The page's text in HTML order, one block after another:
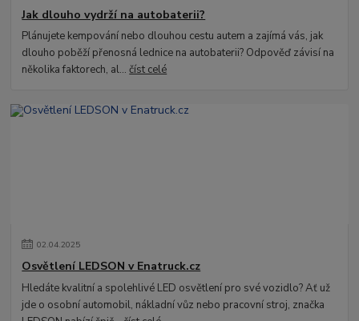
Jak dlouho vydrží na autobaterii?
Plánujete kempování nebo dlouhou cestu autem a zajímá vás, jak
dlouho poběží přenosná lednice na autobaterii? Odpověď závisí na
několika faktorech, al...číst celé
02.04.2025
Osvětlení LEDSON v Enatruck.cz
Hledáte kvalitní a spolehlivé LED osvětlení pro své vozidlo? Ať už
jde o osobní automobil, nákladní vůz nebo pracovní stroj, značka